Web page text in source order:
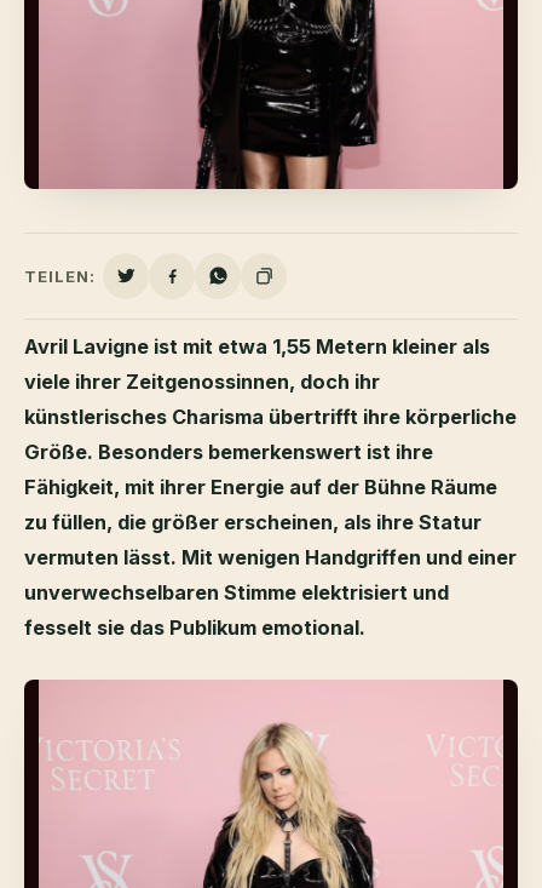
TEILEN:
Avril Lavigne ist mit etwa 1,55 Metern kleiner als
viele ihrer Zeitgenossinnen, doch ihr
künstlerisches Charisma übertrifft ihre körperliche
Größe. Besonders bemerkenswert ist ihre
Fähigkeit, mit ihrer Energie auf der Bühne Räume
zu füllen, die größer erscheinen, als ihre Statur
vermuten lässt. Mit wenigen Handgriffen und einer
unverwechselbaren Stimme elektrisiert und
fesselt sie das Publikum emotional.